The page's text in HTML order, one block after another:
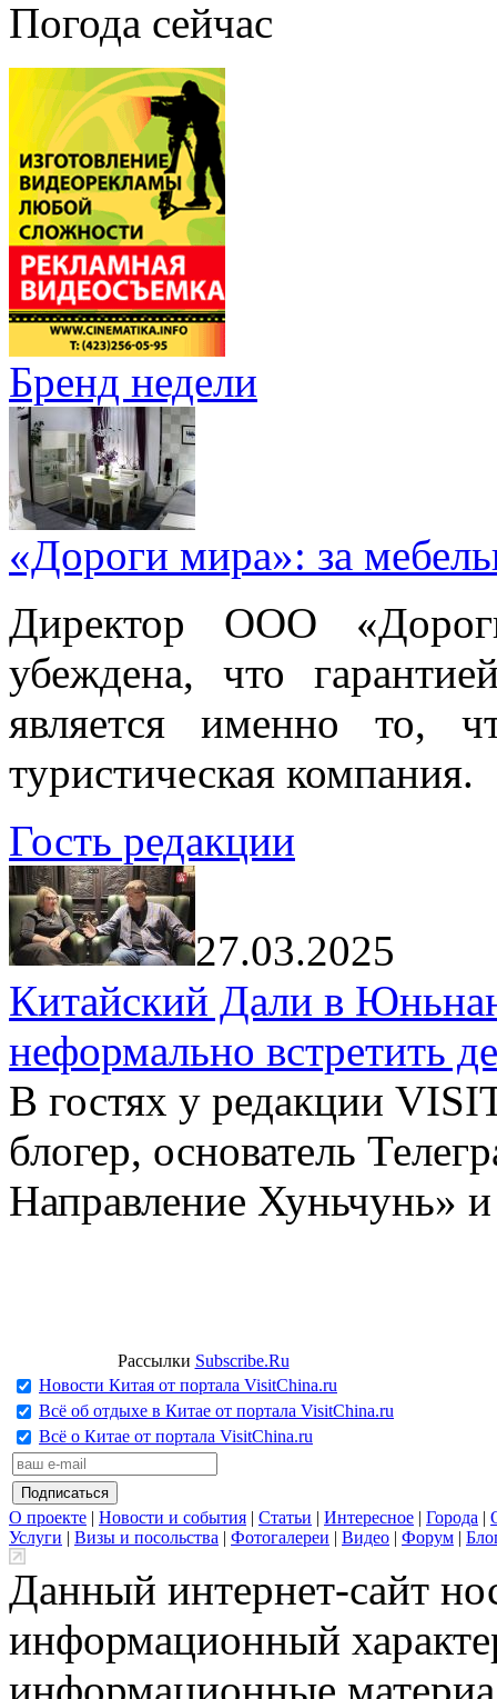
Погода сейчас
Бренд недели
«Дороги мира»: за
Директор ООО
убеждена, что
является именно то,
туристическая компания.
Гость редакции
27.03.2025
Китайский Дали в
неформально встретить
В гостях у редакции
блогер, основатель
Направление Хуньчунь»
Рассылки Subscribe.Ru
Новости Китая от портала VisitChina.ru
Всё об отдыхе в Китае от портала VisitChina.ru
Всё о Китае от портала VisitChina.ru
О проекте | Новости и события | Статьи | Интересное | Города |
Услуги | Визы и посольства | Фотогалереи | Видео | Форум |
Данный интернет-сайт
информационный
информационные